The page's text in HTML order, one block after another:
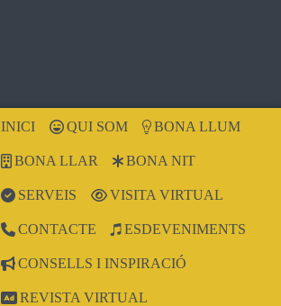
INICI QUI SOM BONA LLUM
BONA LLAR BONA NIT
SERVEIS VISITA VIRTUAL
CONTACTE ESDEVENIMENTS
CONSELLS I INSPIRACIÓ
REVISTA VIRTUAL